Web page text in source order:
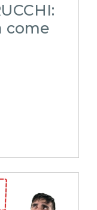
come